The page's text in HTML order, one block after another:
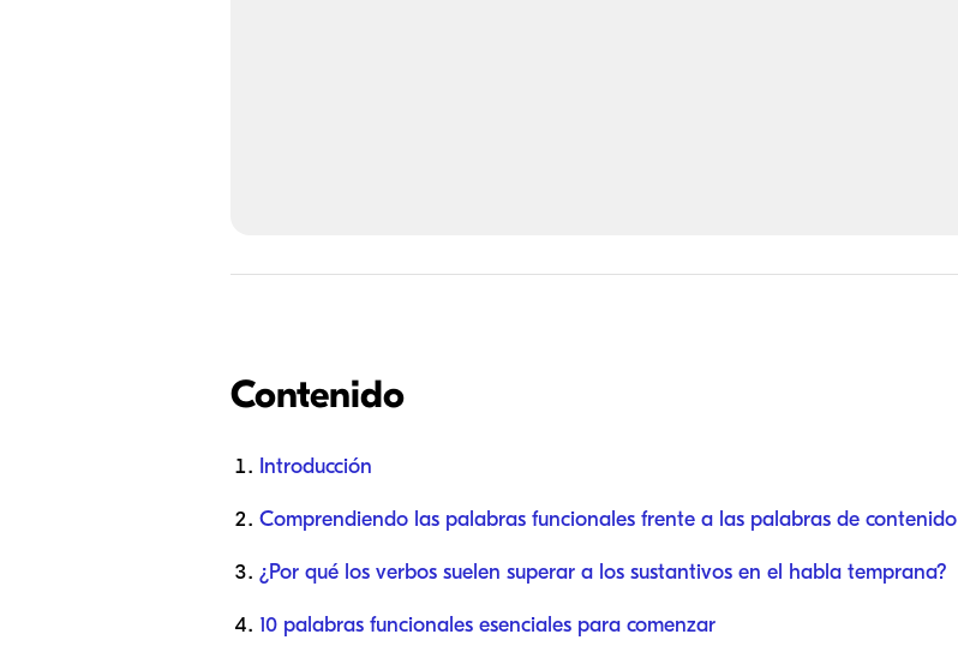
Contenido
Introducción
Comprendiendo las palabras funcionales frente a las palabras de contenido
¿Por qué los verbos suelen superar a los sustantivos en el habla temprana?
10 palabras funcionales esenciales para comenzar